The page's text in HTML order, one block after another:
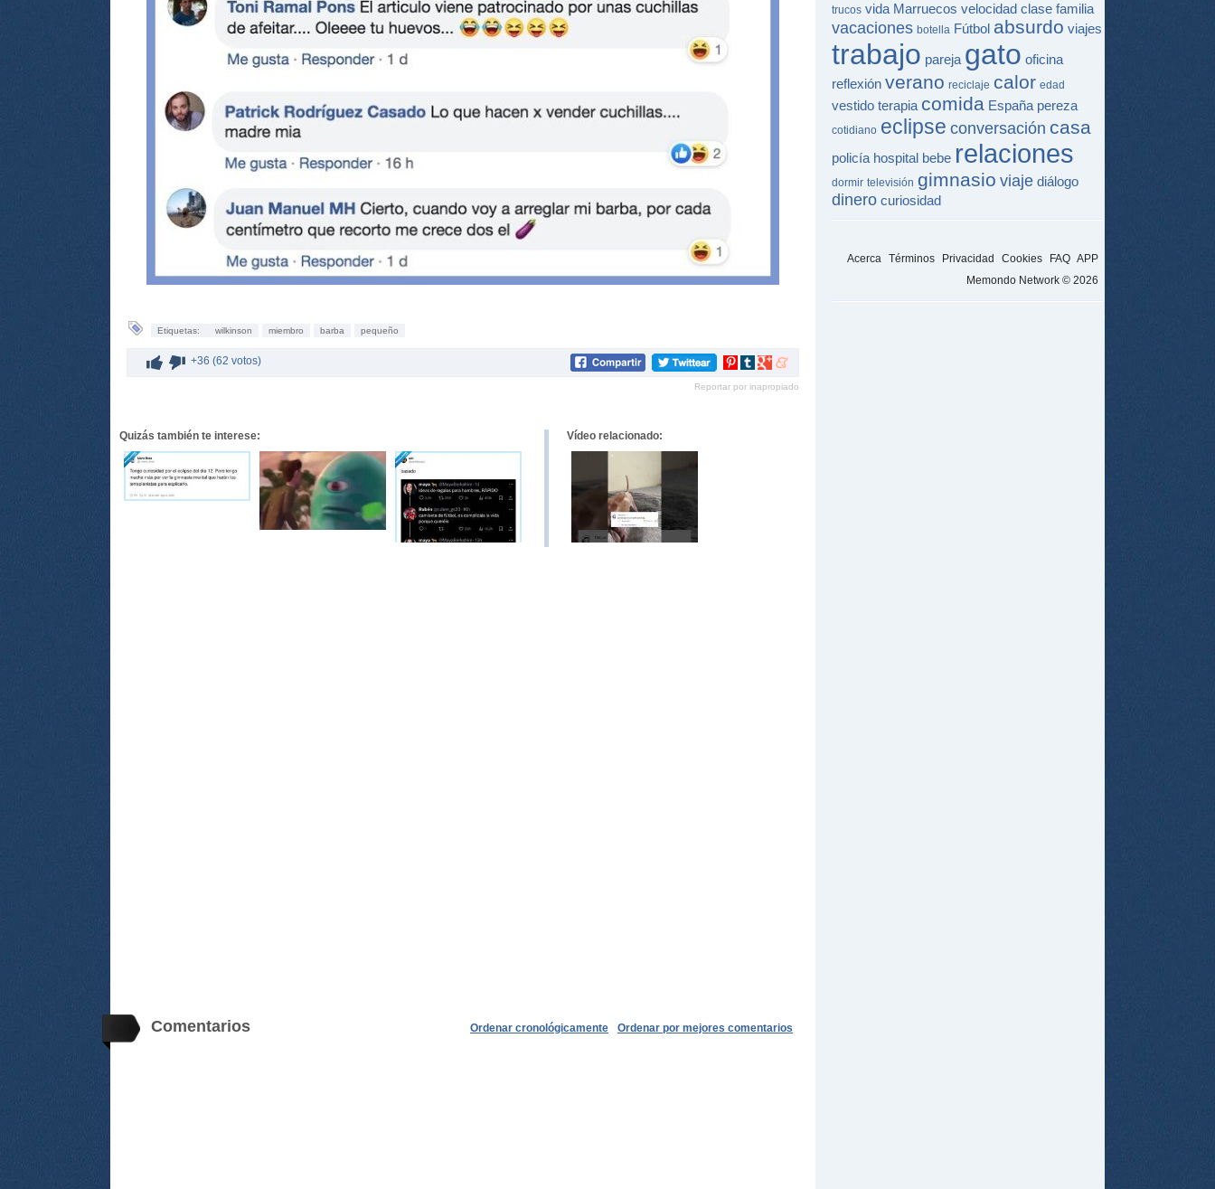
Etiquetas: wilkinson miembro barba pequeño
+36 (62 votos)
Compartir
Pinterest
Compartir
tumblr
Compartir
Google+
Compartir
meneame
Reportar por inapropiado
Quizás también te interese: Vídeo relacionado:
Comentarios Ordenar por mejores comentarios
Ordenar cronológicamente
trucos vida Marruecos velocidad clase familia
vacaciones botella Fútbol absurdo viajes
trabajo pareja gato oficina
reflexión verano reciclaje calor edad
vestido terapia comida España pereza
cotidiano eclipse conversación casa
policía hospital bebe relaciones
dormir televisión gimnasio viaje diálogo
dinero curiosidad
Acerca Términos Privacidad Cookies FAQ APP
Memondo Network © 2026